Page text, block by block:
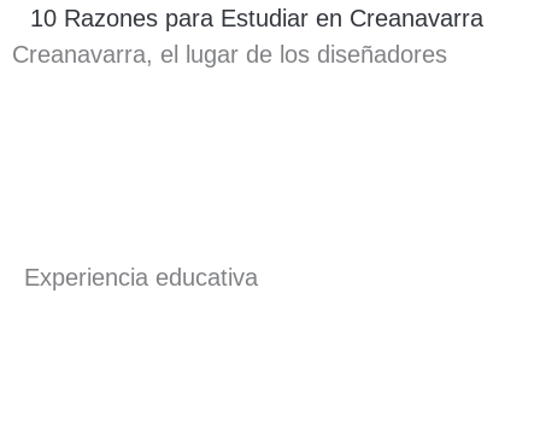
10 Razones para Estudiar en Creanavarra
Creanavarra, el lugar de los diseñadores
Experiencia educativa